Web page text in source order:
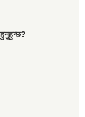
हुनुहुन्छ?